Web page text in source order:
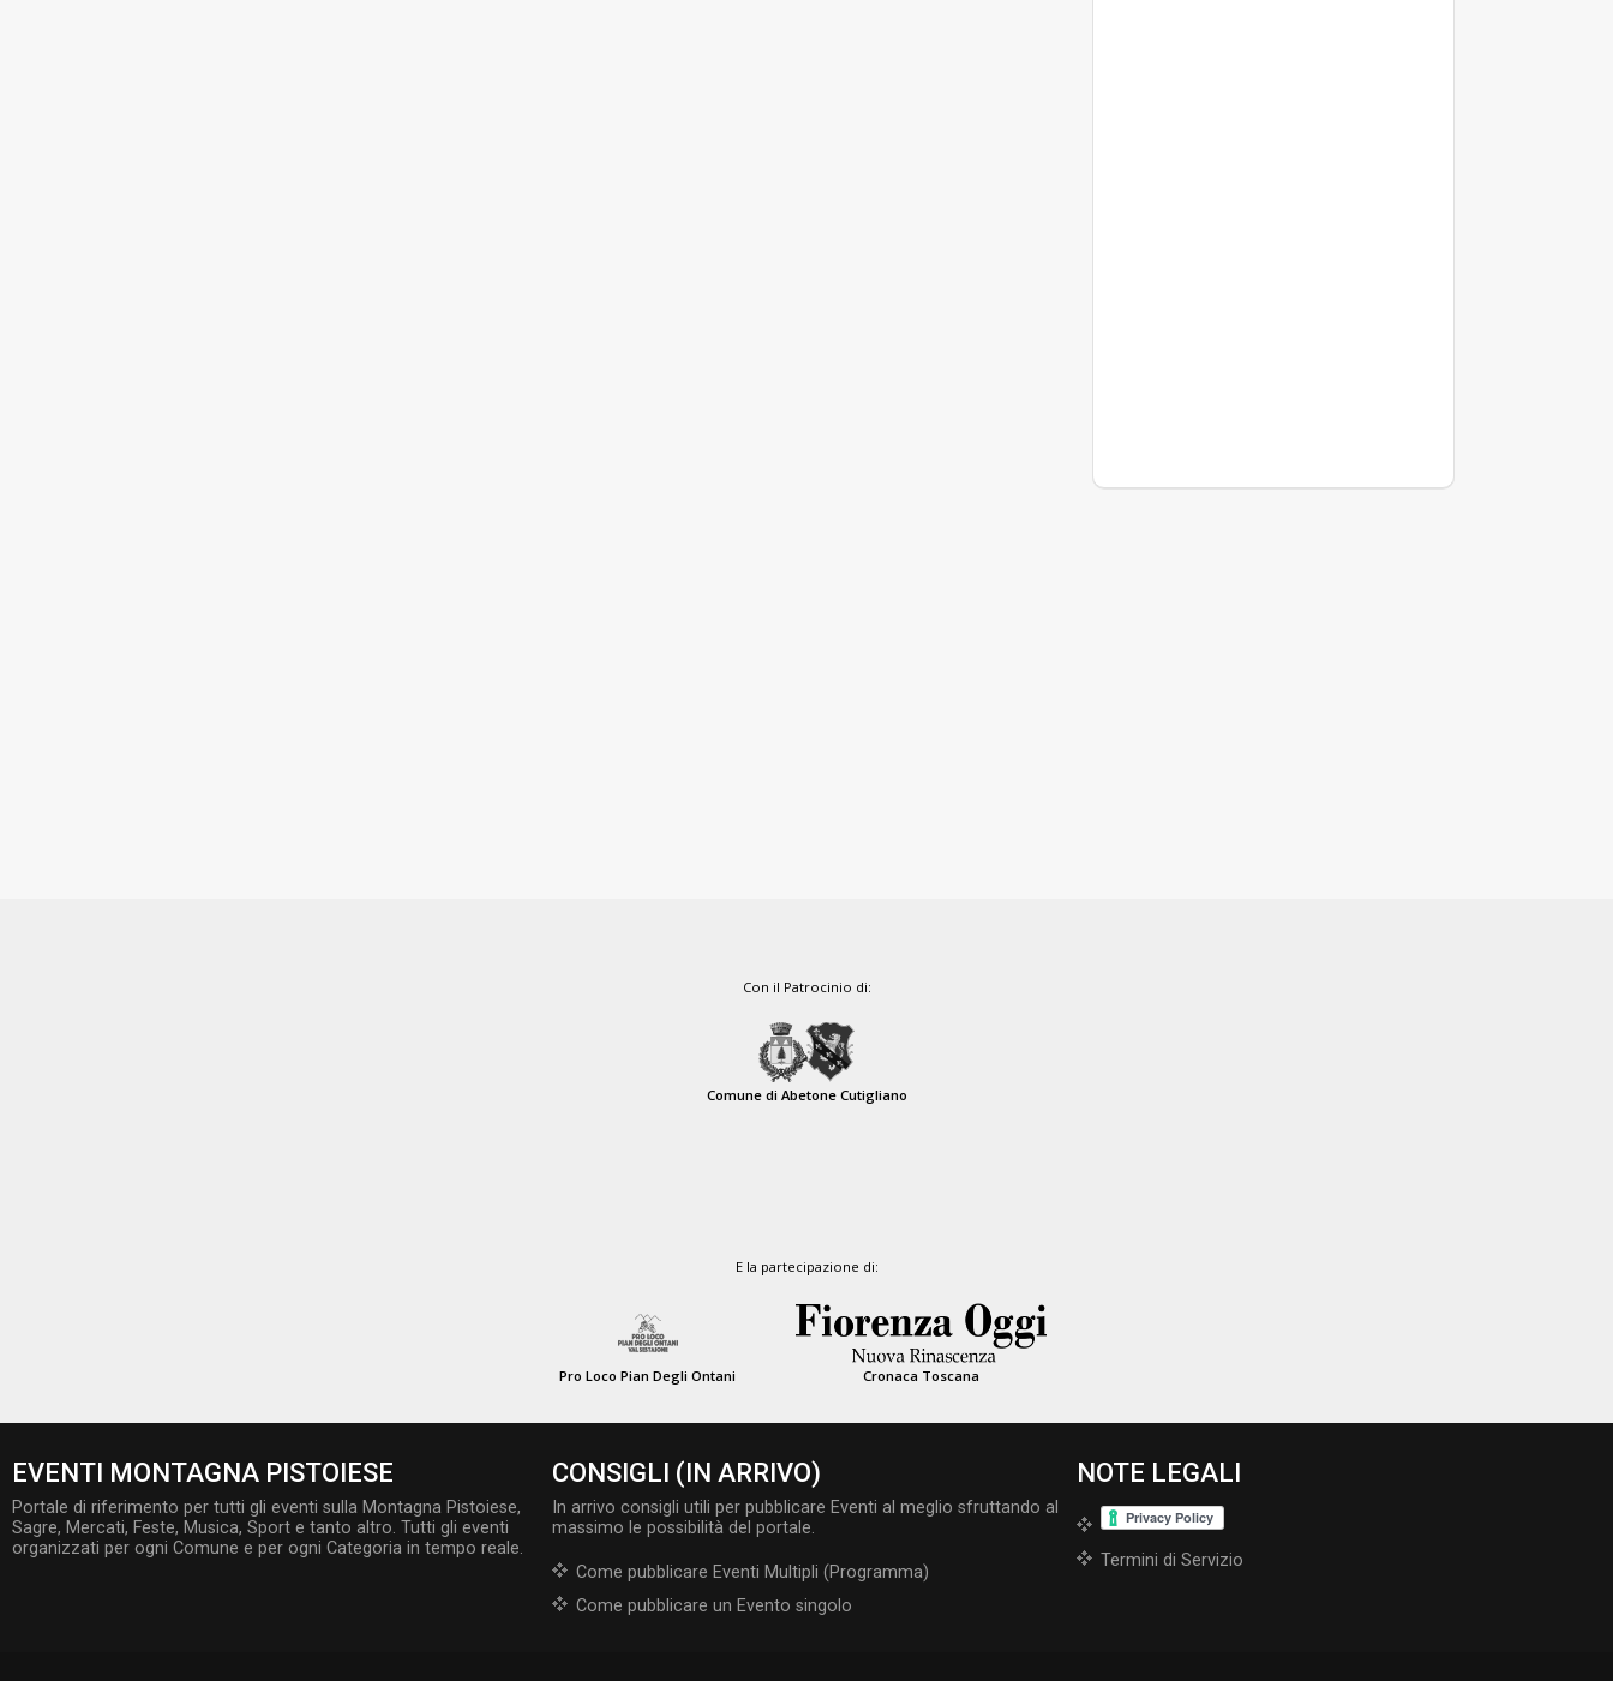
Con il Patrocinio di:
Comune di Abetone Cutigliano
E la partecipazione di:
Pro Loco Pian Degli Ontani Cronaca Toscana
EVENTI MONTAGNA PISTOIESE
Portale di riferimento per tutti gli eventi sulla Montagna Pistoiese,
Sagre, Mercati, Feste, Musica, Sport e tanto altro. Tutti gli eventi
organizzati per ogni Comune e per ogni Categoria in tempo reale.
CONSIGLI (IN ARRIVO)
In arrivo consigli utili per pubblicare Eventi al meglio sfruttando al
massimo le possibilità del portale.
Come pubblicare Eventi Multipli (Programma)
Come pubblicare un Evento singolo
NOTE LEGALI
Termini di Servizio